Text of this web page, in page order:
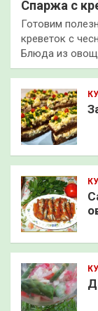
Спаржа с
Готовим
креветок с
Блюда из